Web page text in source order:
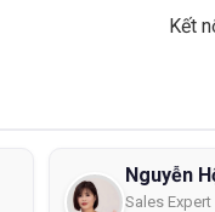
Kết
Nguyễn
Sales Expert